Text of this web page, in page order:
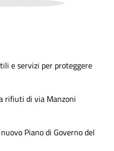
e servizi per proteggere
rifiuti di via Manzoni
Piano di Governo del